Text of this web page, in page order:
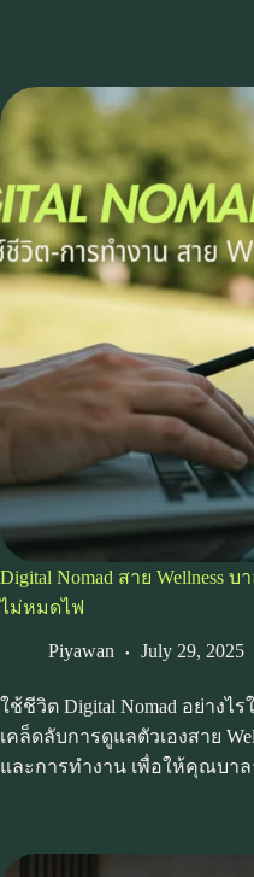
Digital Nomad สาย Wellness
ไม่หมดไฟ
Piyawan July 29, 2025
ใช้ชีวิต Digital Nomad อย่างไ
เคล็ดลับการดูแลตัวเองสาย
และการทำงาน เพื่อให้คุณบา